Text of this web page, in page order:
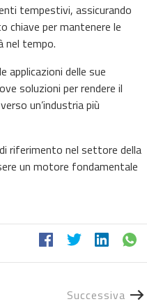
tempestivi, assicurando
chiave per mantenere le
nel tempo.
applicazioni delle sue
soluzioni per rendere il
un’industria più
riferimento nel settore della
un motore fondamentale
Successiva